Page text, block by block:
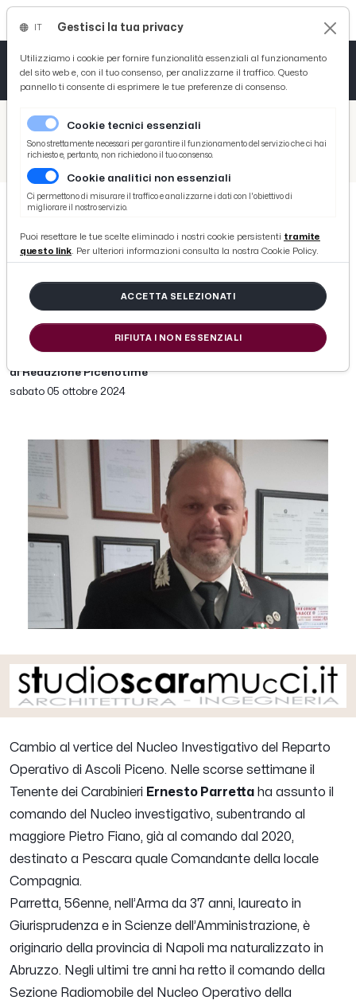
/ Picenotime
/ News
Carabinieri, Tenente Ernesto Parretta nuovo Comandante del Nucleo investigativo di Ascoli Piceno
Carabinieri, Tenente Ernesto
Parretta nuovo Comandante del
Nucleo investigativo di Ascoli
Piceno
di Redazione Picenotime
sabato 05 ottobre 2024
Cambio al vertice del Nucleo Investigativo del Reparto
Operativo di Ascoli Piceno. Nelle scorse settimane il
Tenente dei Carabinieri Ernesto Parretta ha assunto il
comando del Nucleo investigativo, subentrando al
maggiore Pietro Fiano, già al comando dal 2020,
destinato a Pescara quale Comandante della locale
Compagnia.
Parretta, 56enne, nell’Arma da 37 anni, laureato in
Giurisprudenza e in Scienze dell’Amministrazione, è
originario della provincia di Napoli ma naturalizzato in
Abruzzo. Negli ultimi tre anni ha retto il comando della
Sezione Radiomobile del Nucleo Operativo della
Gestisci la tua privacy
Utilizziamo i cookie per fornire funzionalità essenziali al funzionamento
del sito web e, con il tuo consenso, per analizzarne il traffico. Questo
pannello ti consente di esprimere le tue preferenze di consenso.
Cookie tecnici essenziali
Sono strettamente necessari per garantire il funzionamento del servizio che ci hai
richiesto e, pertanto, non richiedono il tuo consenso.
Cookie analitici non essenziali
Ci permettono di misurare il traffico e analizzarne i dati con l'obiettivo di
migliorare il nostro servizio.
Puoi resettare le tue scelte eliminado i nostri cookie persistenti tramite
questo link. Per ulteriori informazioni consulta la nostra Cookie Policy.
ACCETTA SELEZIONATI
RIFIUTA I NON ESSENZIALI
Tutto News
Tutto Sport
Basket
Ciclismo
Tutto Curiosità